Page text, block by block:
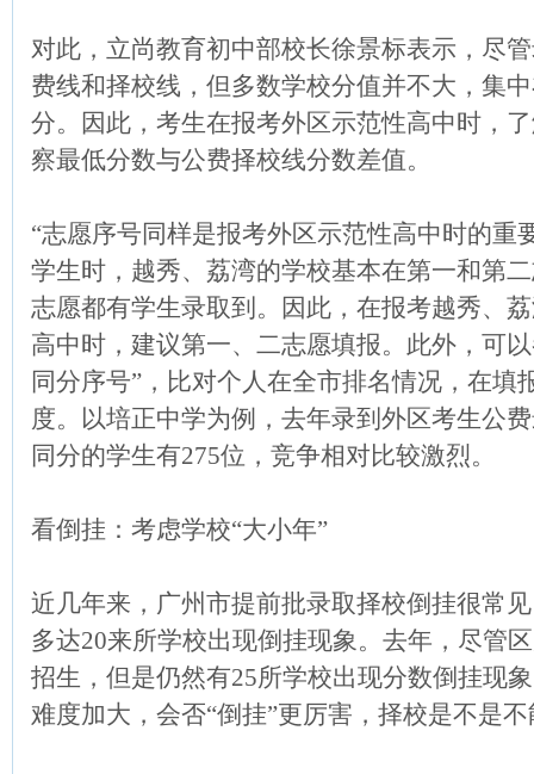
对此，立尚教育初中部校长徐景标表示，尽
费线和择校线，但多数学校分值并不大，集
分。因此，考生在报考外区示范性高中时，
察最低分数与公费择校线分数差值。
“志愿序号同样是报考外区示范性高中时的重
学生时，越秀、荔湾的学校基本在第一和第
志愿都有学生录取到。因此，在报考越秀、
高中时，建议第一、二志愿填报。此外，可
同分序号”，比对个人在全市排名情况，在填
度。以培正中学为例，去年录到外区考生公
同分的学生有275位，竞争相对比较激烈。
看倒挂：考虑学校“大小年”
近几年来，广州市提前批录取择校倒挂很常
多达20来所学校出现倒挂现象。去年，尽管
招生，但是仍然有25所学校出现分数倒挂现
难度加大，会否“倒挂”更厉害，择校是不是